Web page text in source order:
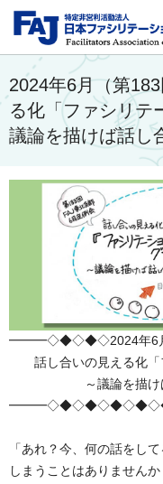
2024年6月（第
る化「ファシリテ
議論を描けば話し
━━━◇◆◇◆◇2024年6
話し合いの見える化「
～議論を描けば話
「あれ？今、何の話をし
しまうことはありません